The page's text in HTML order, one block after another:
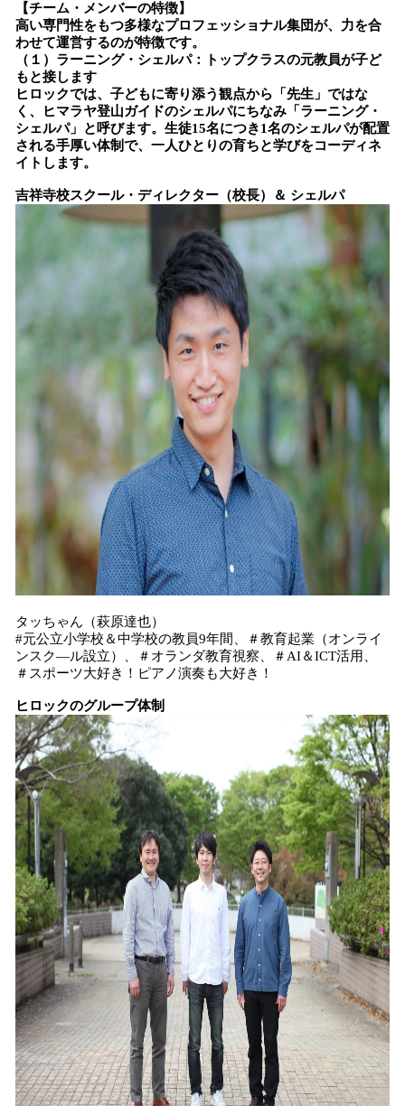
【チーム・メンバーの特徴】
高い専門性をもつ多様なプロフェッショナル集団が、力を合
わせて運営するのが特徴です。
（１）ラーニング・シェルパ：トップクラスの元教員が子ど
もと接します
ヒロックでは、子どもに寄り添う観点から「先生」ではな
く、ヒマラヤ登山ガイドのシェルパにちなみ「ラーニング・
シェルパ」と呼びます。生徒15名につき1名のシェルパが配置
される手厚い体制で、一人ひとりの育ちと学びをコーディネ
イトします。
吉祥寺校スクール・ディレクター（校長）＆ シェルパ
タッちゃん（萩原達也）
#元公立小学校＆中学校の教員9年間、＃教育起業（オンライ
ンスク―ル設立）、＃オランダ教育視察、＃AI＆ICT活用、
＃スポーツ大好き！ピアノ演奏も大好き！
ヒロックのグループ体制